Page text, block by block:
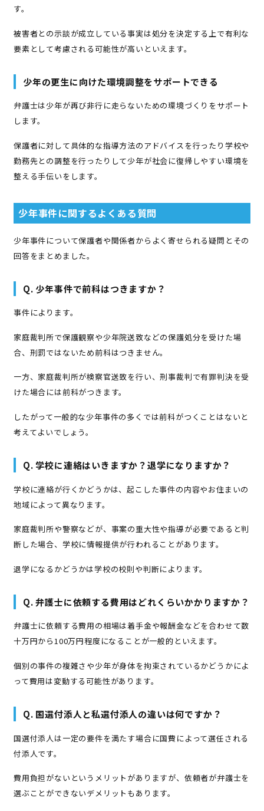
す。
被害者との示談が成立している事実は処分を決定する上で有利な
要素として考慮される可能性が高いといえます。
少年の更生に向けた環境調整をサポートできる
弁護士は少年が再び非行に走らないための環境づくりをサポート
します。
保護者に対して具体的な指導方法のアドバイスを行ったり学校や
勤務先との調整を行ったりして少年が社会に復帰しやすい環境を
整える手伝いをします。
少年事件に関するよくある質問
少年事件について保護者や関係者からよく寄せられる疑問とその
回答をまとめました。
Q. 少年事件で前科はつきますか？
事件によります。
家庭裁判所で保護観察や少年院送致などの保護処分を受けた場
合、刑罰ではないため前科はつきません。
一方、家庭裁判所が検察官送致を行い、刑事裁判で有罪判決を受
けた場合には前科がつきます。
したがって一般的な少年事件の多くでは前科がつくことはないと
考えてよいでしょう。
Q. 学校に連絡はいきますか？退学になりますか？
学校に連絡が行くかどうかは、起こした事件の内容やお住まいの
地域によって異なります。
家庭裁判所や警察などが、事案の重大性や指導が必要であると判
断した場合、学校に情報提供が行われることがあります。
退学になるかどうかは学校の校則や判断によります。
Q. 弁護士に依頼する費用はどれくらいかかりますか？
弁護士に依頼する費用の相場は着手金や報酬金などを合わせて数
十万円から100万円程度になることが一般的といえます。
個別の事件の複雑さや少年が身体を拘束されているかどうかによ
って費用は変動する可能性があります。
Q. 国選付添人と私選付添人の違いは何ですか？
国選付添人は一定の要件を満たす場合に国費によって選任される
付添人です。
費用負担がないというメリットがありますが、依頼者が弁護士を
選ぶことができないデメリットもあります。